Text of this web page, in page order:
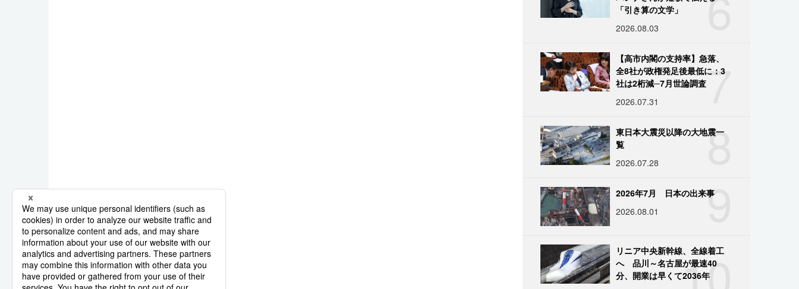
「引き算の文学」
2026.08.03
7
【高市内閣の支持率】急落、
全8社が政権発足後最低に：3
社は2桁減─7月世論調査
2026.07.31
8
東日本大震災以降の大地震一
覧
2026.07.28
9
2026年7月 日本の出来事
2026.08.01
10
リニア中央新幹線、全線着工
へ 品川～名古屋が最速40
分、開業は早くて2036年